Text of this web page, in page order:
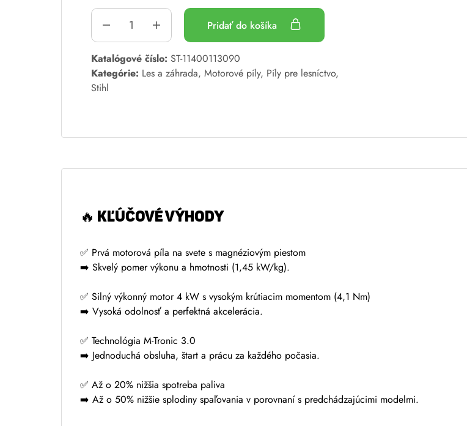
Pridať do košíka
A
l
t
:
Katalógové číslo: ST-11400113090
Kategórie: Les a záhrada, Motorové píly, Píly pre lesníctvo,
Stihl
🔥 KĽÚČOVÉ VÝHODY
✅ Prvá motorová píla na svete s magnéziovým piestom
➡️ Skvelý pomer výkonu a hmotnosti (1,45 kW/kg).
✅ Silný výkonný motor 4 kW s vysokým krútiacim momentom (4,1 Nm)
➡️ Vysoká odolnosť a perfektná akcelerácia.
✅ Technológia M-Tronic 3.0
➡️ Jednoduchá obsluha, štart a prácu za každého počasia.
✅ Až o 20% nižšia spotreba paliva
➡️ Až o 50% nižšie splodiny spaľovania v porovnaní s predchádzajúcimi modelmi.